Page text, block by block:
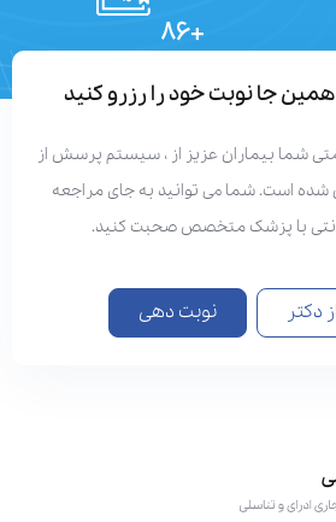
جا نوبت خود را رزرو کنید
عزیز از ، سیستم پرسش از
شما می توانید به جای مراجعه
با پزشک متخصص صحبت کنید.
نوبت دهی